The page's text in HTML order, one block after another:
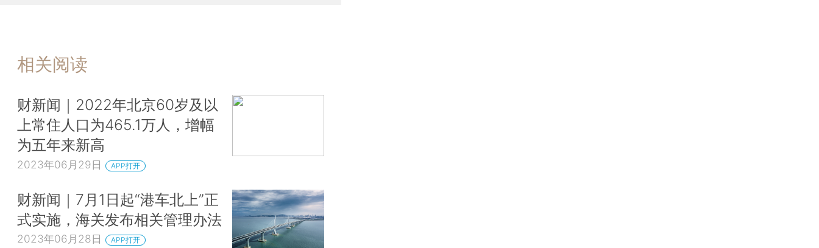
先后对三亚天涯味某轩餐饮店、三亚毛某私房餐厅管理有限公司
经营的海鲜加工店，采取给付拉客妹一定比例回扣的方式进行经
营活动，扰乱了市场公平竞争秩序，损害了其他经营者的合法利
益，涉嫌商业贿赂。其行为违反了《海南经济特区反不正当竞争
条例》第十八条规定。依据《海南经济特区反不正当竞争条例》
第四十三条规定，三亚市综合行政执法局按照涉事单位交易次数
和金额，拟分别给予以上涉事单位当事人罚款10万元、罚款15
万元的行政处罚。
三亚市旅游市场和环境综合整治工作领导小组办公室相关负责人
相关阅读
财新闻｜2022年北京60岁及以
上常住人口为465.1万人，增幅
为五年来新高
2023年06月29日 APP打开
财新闻｜7月1日起“港车北上”正
式实施，海关发布相关管理办法
2023年06月28日 APP打开